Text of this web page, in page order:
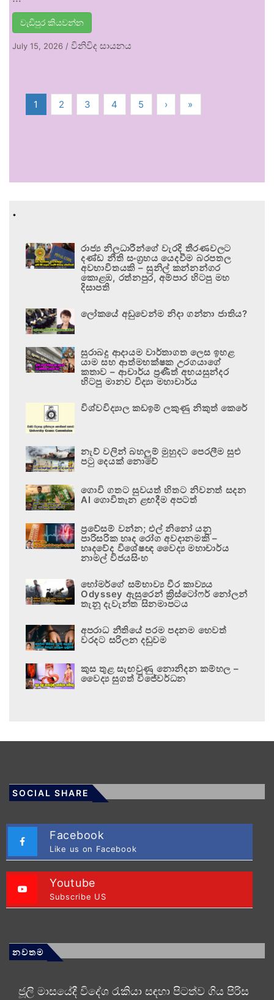
වැඩිපුර කියවන්න
July 15, 2026 / විනිවිද සායනය
1 2 3 4 5 › »
.
රාජ්‍ය නිලධාරීන්ගේ වැරදි තීරණවලට
දණ්ඩ නීති සංග්‍රහය යෙදවීම බරපතල
අවභාවිතයකි – සුනිල් කන්නන්ගර
කොළඹ, රත්නපුර, අම්පාර හිටපු මහ
දිසාපති
ලෝකයේ අඩුවෙන්ම නිදා ගන්නා ජාතිය?
සුරාබදු ආදායම වාර්තාගත ලෙස ඉහළ
යාම සහ ආත්මභක්ෂක උරගයාගේ
කතාව – ආචාර්ය ප්‍රණීත් අභයසුන්දර
හිටපු මානව විද්‍යා මහාචාර්ය
විශ්වවිද්‍යාල කඩඉම් ලකුණු නිකුත් කෙරේ
නැව් වලින් බහලුම් මුහුදට පෙරලීම සුළු
පටු දෙයක් නොවේ
ගොවි ගතට සුවයත් හිතට නිවනත් සදන
AI ගොවිතැන ළඟදීම අපටත්
ප්‍රවේසම් වන්න; එල් නිනෝ යනු
පාරිසරික හෘද රෝග අවදානමකි –
හෘදවේද විශේෂඥ වෛද්‍ය මහාචාර්ය
නාමල් විජයසිංහ
හෝමර්ගේ සම්භාව්‍ය වීර කාව්‍යය
Odyssey ඇසුරෙන් ක්‍රිස්ටෝෆර් නෝලන්
තැනූ දැවැන්ත සිනමාපටය
අපරාධ නීතියේ පරම පදනම හෙවත්
වරදට සරිලන දඬුවම
කුස තුළ සැඟවුණු නොනිදන කම්හල –
වෛද්‍ය සුගත් විජේවර්ධන
SOCIAL SHARE
Facebook
Like us on Facebook
Youtube
Subscribe US
නවතම
ජූලි මාසයේදී විදේශ රැකියා සඳහා පිටත්ව ගිය පිරිස